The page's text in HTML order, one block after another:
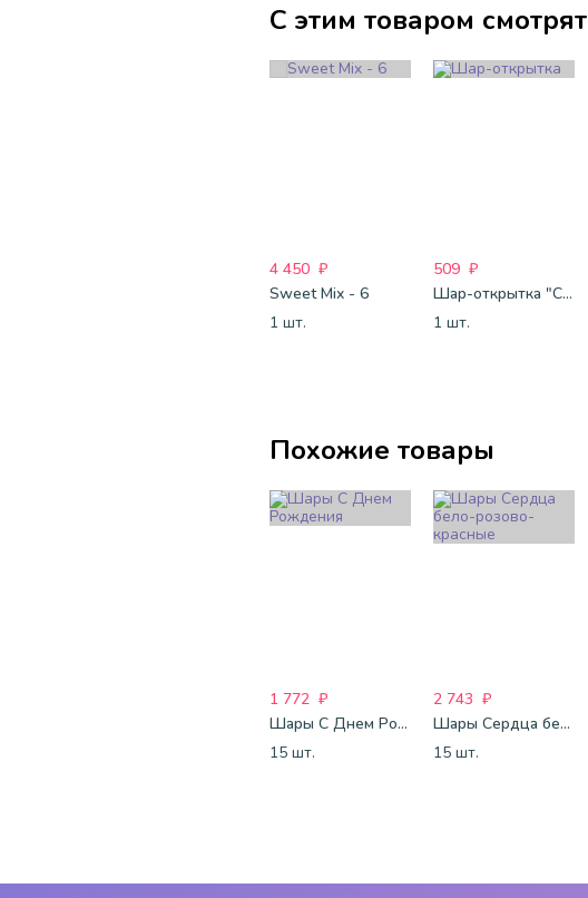
С этим товаром смотрят
4 450 ₽
Sweet Mix - 6
1 шт.
509 ₽
Шар-открытка "Сердце" (45 см) - 2
1 шт.
Похожие товары
1 772 ₽
Шары С Днем Рождения
15 шт.
2 743 ₽
Шары Сердца бело-розово-красные
15 шт.